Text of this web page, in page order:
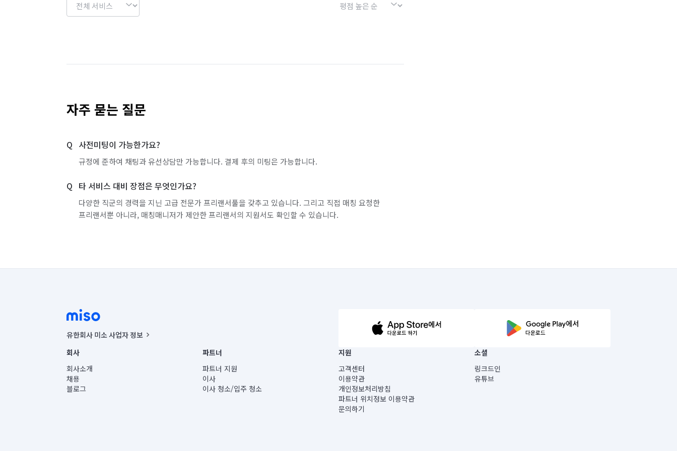
자주 묻는 질문
사전미팅이 가능한가요?
규정에 준하여 채팅과 유선상담만 가능합니다. 결제 후의 미팅은 가능합니다.
타 서비스 대비 장점은 무엇인가요?
다양한 직군의 경력을 지닌 고급 전문가 프리랜서풀을 갖추고 있습니다. 그리고 직접 매칭 요청한
프리랜서뿐 아니라, 매칭매니저가 제안한 프리랜서의 지원서도 확인할 수 있습니다.
유한회사 미소 사업자 정보
사업자등록번호 : 291-87-00271 | 인허가번호 : 2016-3220163-14-5-00019 |
통신판매신고번호 : 2024-서울종로-1400(공정거래위원회 정보) |
대표이사 : CHING VICTOR COLUMBIA RHEE
주소 | 본사: 서울특별시 종로구 율곡로 6(중학동, 트윈트리빌딩) B동 5층
컨택센터 : 서울특별시 종로구 수송동 율곡로 24, 7층, 8층 미소
회사
회사소개
채용
블로그
파트너
파트너 지원
이사
이사 청소/입주 청소
지원
고객센터
이용약관
개인정보처리방침
파트너 위치정보 이용약관
문의하기
소셜
링크드인
유튜브